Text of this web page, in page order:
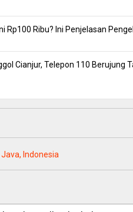
Rp100 Ribu? Ini Penjelasan
Cianjur, Telepon 110 Berujung
Indonesia